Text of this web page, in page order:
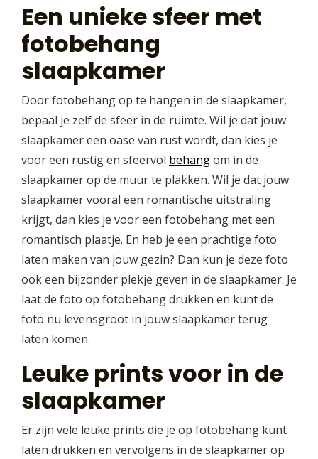
Een unieke sfeer met
fotobehang
slaapkamer
Door fotobehang op te hangen in de slaapkamer,
bepaal je zelf de sfeer in de ruimte. Wil je dat jouw
slaapkamer een oase van rust wordt, dan kies je
voor een rustig en sfeervol behangom in de
slaapkamer op de muur te plakken. Wil je dat jouw
slaapkamer vooral een romantische uitstraling
krijgt, dan kies je voor een fotobehang met een
romantisch plaatje. En heb je een prachtige foto
laten maken van jouw gezin? Dan kun je deze foto
ook een bijzonder plekje geven in de slaapkamer. Je
laat de foto op fotobehang drukken en kunt de
foto nu levensgroot in jouw slaapkamer terug
laten komen.
Leuke prints voor in de
slaapkamer
Er zijn vele leuke prints die je op fotobehang kunt
laten drukken en vervolgens in de slaapkamer op